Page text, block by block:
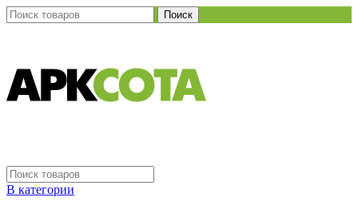
Поиск
В категории